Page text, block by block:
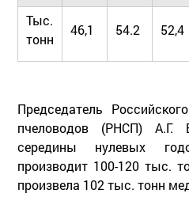
Тыс.
тонн
46,1 54.2 52,4
Председатель
пчеловодов (РНСП) А.Г.
середины нулевых
производит 100-120 тыс.
произвела 102 тыс. тонн